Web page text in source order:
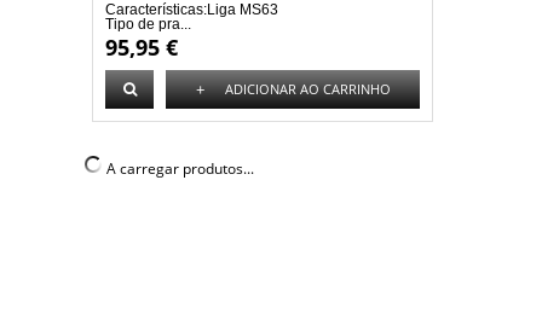
Características:Liga MS63
Tipo de pra...
95,95 €
+ ADICIONAR AO CARRINHO
A carregar produtos...